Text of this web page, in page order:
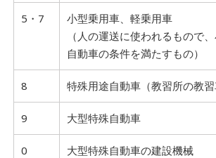
5・7
小型乗用車、軽乗用車
（人の運送に使われるもので
自動車の条件を満たすもの）
8 特殊用途自動車（教習所の教習
9 大型特殊自動車
0 大型特殊自動車の建設機械